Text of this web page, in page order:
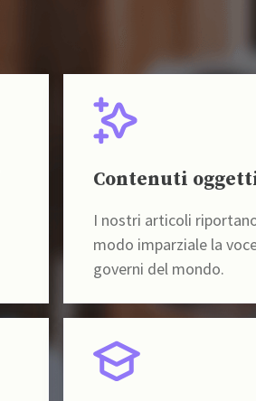
Contenuti
I nostri articoli
modo imparziale la
governi del mondo.